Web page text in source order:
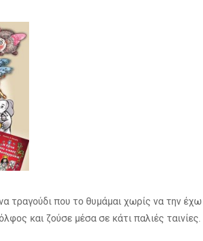
τραγούδι που το θυμάμαι χωρίς να την
και ζούσε μέσα σε κάτι παλιές ταινίες.